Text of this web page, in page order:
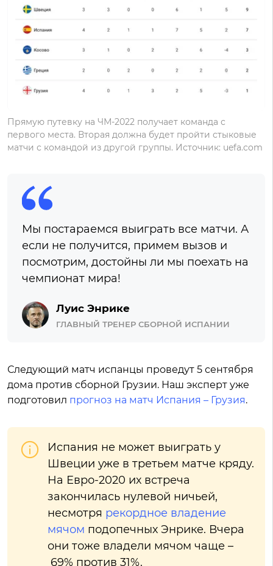
Прямую путевку на ЧМ-2022 получает команда с
первого места. Вторая должна будет пройти стыковые
матчи с командой из другой группы. Источник: uefa.com
Мы постараемся выиграть все матчи. А
если не получится, примем вызов и
посмотрим, достойны ли мы поехать на
чемпионат мира!
Луис Энрике
ГЛАВНЫЙ ТРЕНЕР СБОРНОЙ ИСПАНИИ
Следующий матч испанцы проведут 5 сентября
дома против сборной Грузии. Наш эксперт уже
подготовил прогноз на матч Испания – Грузия.
Испания не может выиграть у
Швеции уже в третьем матче кряду.
На Евро-2020 их встреча
закончилась нулевой ничьей,
несмотря рекордное владение
мячом подопечных Энрике. Вчера
они тоже владели мячом чаще –
69% против 31%.